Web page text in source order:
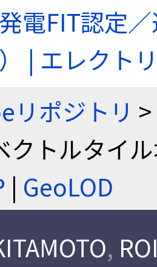
電FIT認定
| エレクト
リポジトリ >
クトルタイ
| GeoLOD
,